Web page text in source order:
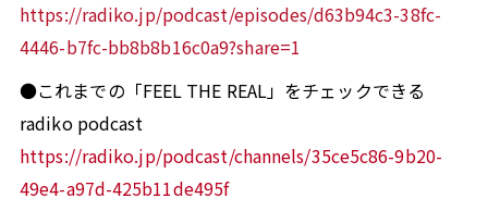
https://radiko.jp/podcast/episodes/d63b94c3-38fc-
4446-b7fc-bb8b8b16c0a9?share=1
●これまでの「FEEL THE REAL」をチェックできる
radiko podcast
https://radiko.jp/podcast/channels/35ce5c86-9b20-
49e4-a97d-425b11de495f